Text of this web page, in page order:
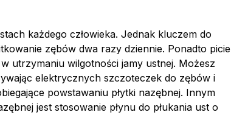
każdego człowieka. Jednak kluczem do
zębów dwa razy dziennie. Ponadto picie
utrzymaniu wilgotności jamy ustnej. Możesz
elektrycznych szczoteczek do zębów i
powstawaniu płytki nazębnej. Innym
jest stosowanie płynu do płukania ust o